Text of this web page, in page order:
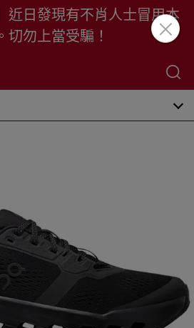
近日發現有不肖人士冒用本
勿上當受騙！